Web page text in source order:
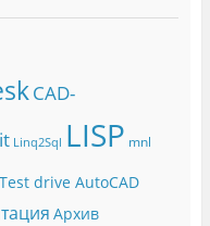
CAD-
Linq2Sql LISP mnl
Test drive AutoCAD
Архив